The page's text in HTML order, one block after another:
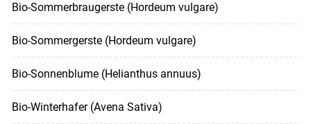
Bio-Sommerbraugerste (Hordeum vulgare)
Bio-Sommergerste (Hordeum vulgare)
Bio-Sonnenblume (Helianthus annuus)
Bio-Winterhafer (Avena Sativa)